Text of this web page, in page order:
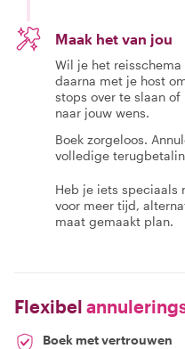
Maak het van jou
Wil je het
daarna met je host
stops over te slaan
naar jouw wens.
Boek zorgeloos.
volledige
Heb je iets speciaals
voor meer tijd,
maat gemaakt plan.
Flexibel
Boek met vertrouwen